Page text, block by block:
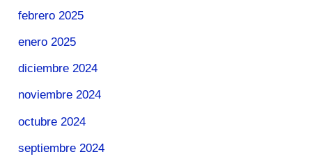
febrero 2025
enero 2025
diciembre 2024
noviembre 2024
octubre 2024
septiembre 2024